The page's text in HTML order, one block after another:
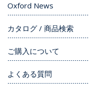
Oxford News
カタログ / 商品検索
ご購入について
よくある質問